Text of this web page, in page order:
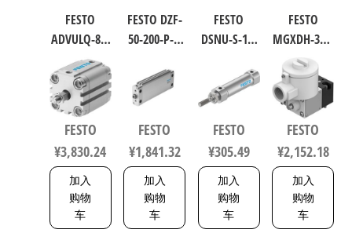
FESTO
ADVULQ-80-
60-A-P-A 紧
凑型抗扭
气缸 行程
60mm 缸径
80mm
156833
FESTO
¥3,830.24
加入
购物
车
FESTO DZF-
50-200-P-A
缸 行程
200mm 缸
164075
FESTO
¥1,841.32
加入
购物
车
FESTO
DSNU-S-16-
气缸 行程
40mm 缸径
ISO 6432 /
CETOP RP 52
P 5216093
FESTO
¥305.49
加入
购物
车
FESTO
MGXDH-3/2-
1.2-24DC-EX
工业自动
化零部件
规格1.2
535615
FESTO
¥2,152.18
加入
购物
车